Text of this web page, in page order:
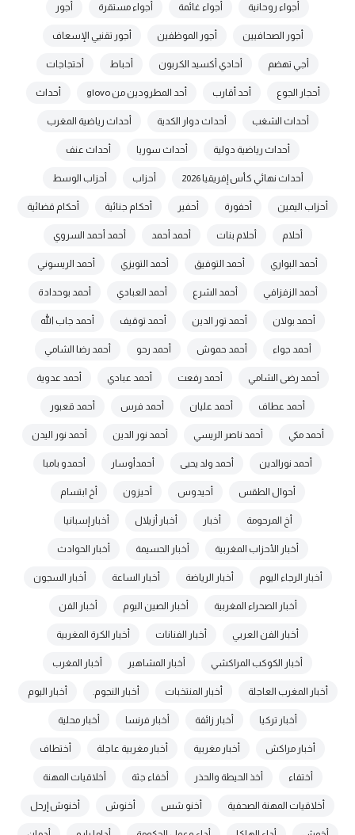
أجواء روحانية أجواء غائمة أجواء مستقرة أجور
أجور الصحافيين أجور الموظفين أجور تقنيي الإسعاف
أجي تهضم أحادي أكسيد الكربون أحباط أحتجاجات
أحجار الجوع أحد أقارب أحد المطرودين من glovo أحداث
أحداث الشغب أحداث دوار الكدية أحداث رياضية المغرب
أحداث رياضية دولية أحداث سوريا أحداث عنف
أحداث نهائي كأس إفريقيا 2026 أحزاب أحزاب الوسط
أحزاب اليمين أحفورة أحفير أحكام جنائية أحكام قضائية
أحلام أحلام بنات أحمد أحمد أحمد أحمد السروي
أحمد البواري أحمد التوفيق أحمد التويزي أحمد الريسوني
أحمد الزفزافي أحمد الشرع أحمد العبادي أحمد بوحدادة
أحمد بولان أحمد تور الدين أحمد توقيف أحمد جاب الله
أحمد جواء أحمد حموش أحمد رحو أحمد رضا الشامي
أحمد رضى الشامي أحمد رفعت أحمد عبادي أحمد عدوية
أحمد عطاف أحمد عليان أحمد فرس أحمد قعبور
أحمد مكي أحمد ناصر الريسي أحمد نور الدين أحمد نور اليدن
أحمد نورالدين أحمد ولد يحيى أحمدأوسار أحمدو بامبا
أحوال الطقس أحيدوس أحيزون أخ ابتسام
أخ المرحومة أخبار أخبار أزيلال أخبار إسبانيا
أخبار الأحزاب المغربية أخبار الحسيمة أخبار الحوادث
أخبار الرجاء اليوم أخبار الرياضة أخبار الساعة أخبار السجون
أخبار الصحراء المغربية أخبار الصين اليوم أخبار الفن
أخبار الفن العربي أخبار الفنانات أخبار الكرة المغربية
أخبار الكوكب المراكشي أخبار المشاهير أخبار المغرب
أخبار المغرب العاجلة أخبار المنتخبات أخبار النجوم. أخبار اليوم
أخبار تركيا أخبار زائفة أخبار فرنسا أخبار محلية
أخبار مراكش أخبار مغربية أخبار مغربية عاجلة أختطاف
أختفاء أخذ الحيطة والحذر أخفاء جثة أخلاقيات المهنة
أخلاقيات المهنة الصحفية أخنو شس أخنوش أخنوش إرحل